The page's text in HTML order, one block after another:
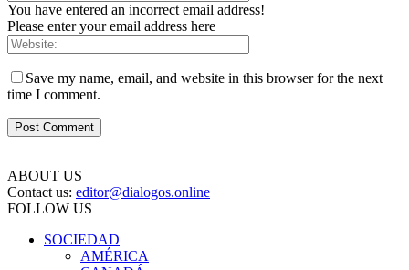
You have entered an incorrect email address!
Please enter your email address here
Save my name, email, and website in this browser for the next
time I comment.
ABOUT US
Contact us: editor@dialogos.online
FOLLOW US
SOCIEDAD
AMÉRICA